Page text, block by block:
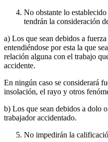
No obstante lo
tendrán la consideración
a) Los que sean debidos a
entendiéndose por esta la que
relación alguna con el trabajo
accidente.
En ningún caso se considerará
insolación, el rayo y otros
b) Los que sean debidos a dolo
trabajador accidentado.
No impedirán la